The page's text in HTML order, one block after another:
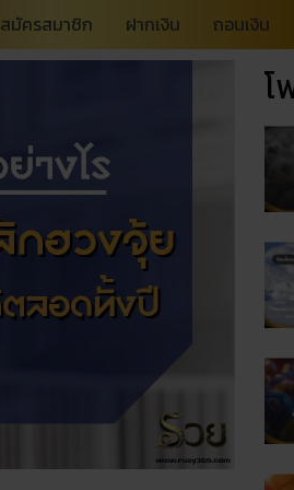
สมัครสมาชิก ฝากเงิน ถอนเงิน
โ